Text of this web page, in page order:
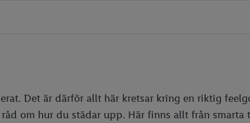
Det är därför allt här kretsar kring en riktig
om hur du städar upp. Här finns allt från